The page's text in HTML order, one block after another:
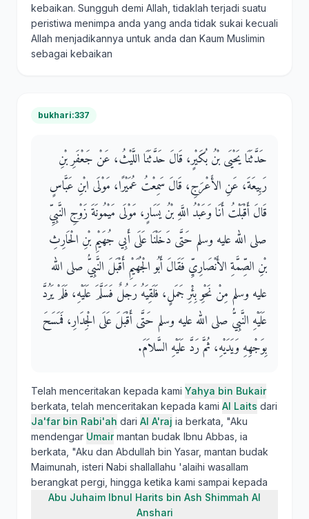
kebaikan. Sungguh demi Allah, tidaklah terjadi suatu
peristiwa menimpa anda yang anda tidak sukai kecuali
Allah menjadikannya untuk anda dan Kaum Muslimin
sebagai kebaikan
bukhari:337
حَدَّثَنَا يَحْيَى بْنُ بُكَيْرٍ، قَالَ حَدَّثَنَا اللَّيْثُ، عَنْ جَعْفَرِ بْنِ
رَبِيعَةَ، عَنِ الأَعْرَجِ، قَالَ سَمِعْتُ عُمَيْرًا، مَوْلَى ابْنِ عَبَّاسٍ
قَالَ أَقْبَلْتُ أَنَا وَعَبْدُ اللَّهِ بْنُ يَسَارٍ، مَوْلَى مَيْمُونَةَ زَوْجِ النَّبِيِّ
صلى الله عليه وسلم حَتَّى دَخَلْنَا عَلَى أَبِي جُهَيْمِ بْنِ الْحَارِثِ
بْنِ الصِّمَّةِ الأَنْصَارِيِّ فَقَالَ أَبُو الْجُهَيْمِ أَقْبَلَ النَّبِيُّ صلى الله
عليه وسلم مِنْ نَحْوِ بِئْرِ جَمَلٍ، فَلَقِيَهُ رَجُلٌ فَسَلَّمَ عَلَيْهِ، فَلَمْ يَرُدَّ
عَلَيْهِ النَّبِيُّ صلى الله عليه وسلم حَتَّى أَقْبَلَ عَلَى الْجِدَارِ، فَمَسَحَ
بِوَجْهِهِ وَيَدَيْهِ، ثُمَّ رَدَّ عَلَيْهِ السَّلاَمَ‏.‏
Telah menceritakan kepada kami Yahya bin Bukair
berkata, telah menceritakan kepada kami Al Laits dari
Ja'far bin Rabi'ah dari Al A'raj ia berkata, "Aku
mendengar Umairmantan budak Ibnu Abbas, ia
berkata, "Aku dan Abdullah bin Yasar, mantan budak
Maimunah, isteri Nabi shallallahu 'alaihi wasallam
berangkat pergi, hingga ketika kami sampai kepada
Abu Juhaim Ibnul Harits bin Ash Shimmah Al
Anshari